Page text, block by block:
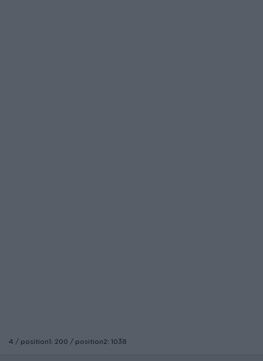
4 / position1: 200 / position2: 1038